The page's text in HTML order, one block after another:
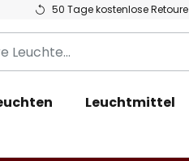
50 Tage kostenlose Retoure
Leuchtmittel